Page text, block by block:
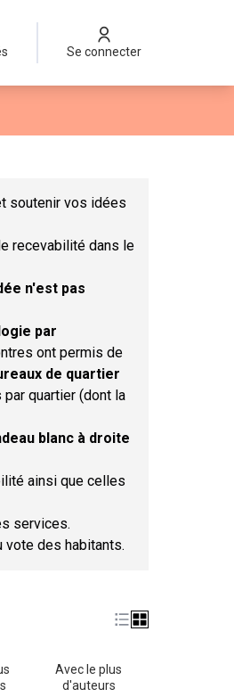
Se connecter
soutenir vos idées
recevabilité dans le
n'est pas
par
ont permis de
de quartier
quartier (dont la
blanc à droite
ainsi que celles
services.
vote des habitants.
Avec le plus
d'auteurs